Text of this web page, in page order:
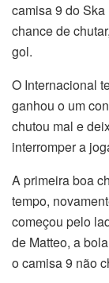
camisa 9 do
chance de
gol.
O Internacional
ganhou o um
chutou mal e
interromper a
A primeira boa
tempo,
começou pelo
de Matteo, a
o camisa 9 não